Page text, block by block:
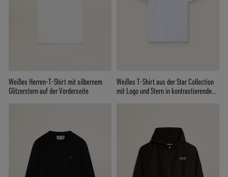
Weißes Herren-T-Shirt mit silbernem
Glitzerstern auf der Vorderseite
Weißes T-Shirt aus der Star Collection
mit Logo und Stern in kontrastierendem